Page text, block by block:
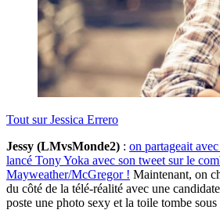
Tout surJessica Errero
Jessy (LMvsMonde2) : on partageait
lancé Tony Yoka avec son tweet sur le
Mayweather/McGregor ! Maintenant, on
du côté de la télé-réalité avec une
poste une photo sexy et la toile tombe